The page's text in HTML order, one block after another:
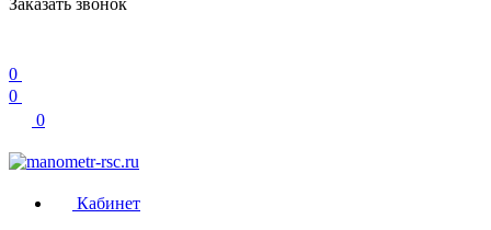
Заказать звонок
0
0
0
Кабинет